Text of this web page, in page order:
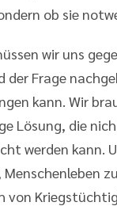
ob sie
wir uns
der Frage
kann. Wir
Lösung, die
werden kann.
von